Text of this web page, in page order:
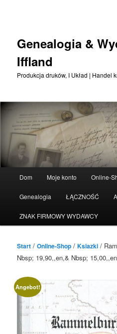
Genealogia &
Iffland
Produkcja druków, I Układ | Handel
Dom Moje konto Online-
Genealogia ŁĄCZNOŚĆ
ZNAK FIRMOWY WYDAWCY
Start /Online-Shop /Ksiazki /
Nbsp; 19,90,,en,& Nbsp; 15,00,,en
Angebot!